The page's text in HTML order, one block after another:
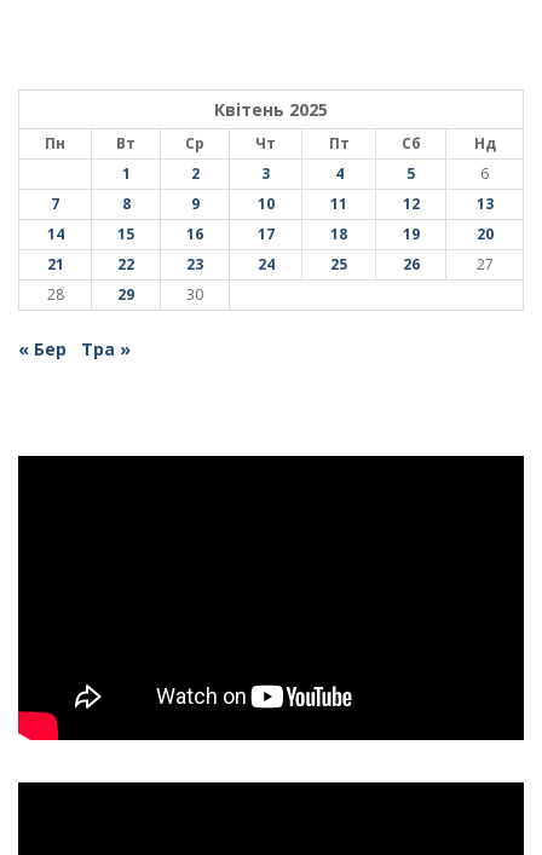
Квітень 2025
Пн Вт Ср Чт Пт Сб
Нд
1
2 3 4 5
6
7
8 9 10 11 12
13
14
15 16 17 18 19
20
21
22 23 24 25 26
27
28
29 30
« Бер Тра »